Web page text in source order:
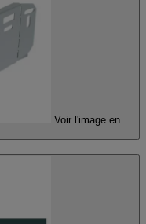
Voir l'image en